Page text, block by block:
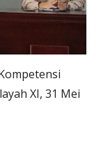
XI, 31 Mei